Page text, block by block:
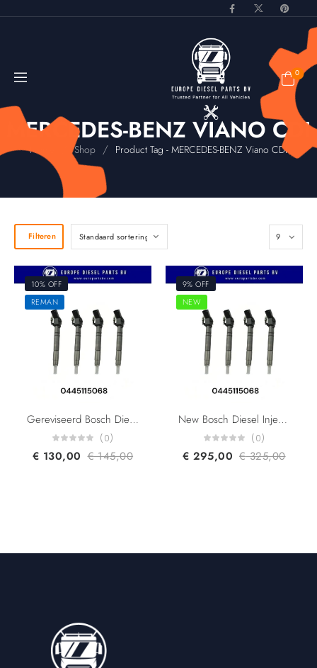
0
MERCEDES-BENZ VIANO CDI
Home Shop / Product Tag - MERCEDES-BENZ Viano CDI
Filteren
10% OFF
REMAN
Gereviseerd Bosch Diesel Injector 0445115068 0445115069 0445115073 0445115032 A6460701487 A6460701587 For Mercedes Benz Sprinter 2.1L
(0)
€ 130,00 €145,00
9% OFF
NEW
New Bosch Diesel Injector 0445115068 0445115069 0445115073 0445115032 A6460701487 A6460701587 For Mercedes Benz Sprinter 2.1L
(0)
€ 295,00 €325,00